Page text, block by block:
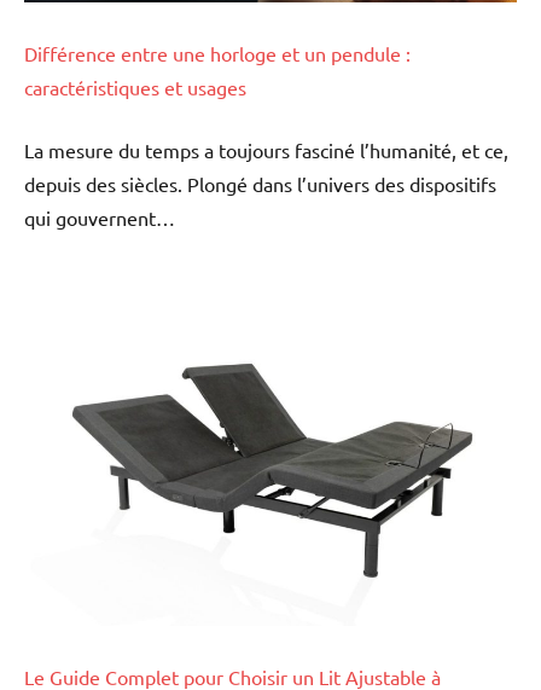
Différence entre une horloge et un pendule :
caractéristiques et usages
La mesure du temps a toujours fasciné l’humanité, et ce,
depuis des siècles. Plongé dans l’univers des dispositifs
qui gouvernent…
Le Guide Complet pour Choisir un Lit Ajustable à